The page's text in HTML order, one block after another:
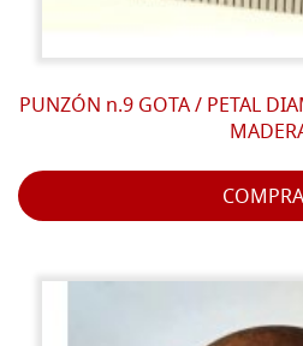
PUNZÓN n.9 GOTA / PETAL